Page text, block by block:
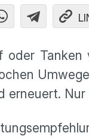
oder
erneuert.